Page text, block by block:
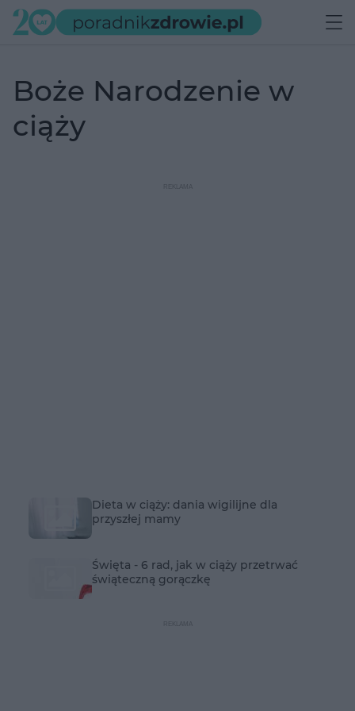
Boże Narodzenie w
ciąży
Dieta w ciąży: dania wigilijne dla
przyszłej mamy
Święta - 6 rad, jak w ciąży przetrwać
świąteczną gorączkę